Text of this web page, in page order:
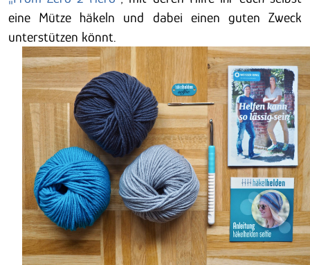
eine Mütze häkeln und dabei einen guten Zweck
unterstützen könnt.